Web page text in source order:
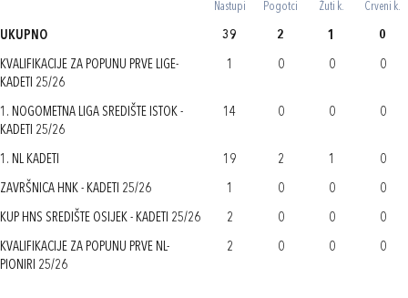
Nastupi Pogotci Žuti k. Crveni k.
UKUPNO 39 2 1 0
KVALIFIKACIJE ZA POPUNU PRVE LIGE-
KADETI 25/26
1 0 0 0
1. NOGOMETNA LIGA SREDIŠTE ISTOK -
KADETI 25/26
14 0 0 0
1. NL KADETI 19 2 1 0
ZAVRŠNICA HNK - KADETI 25/26 1 0 0 0
KUP HNS SREDIŠTE OSIJEK - KADETI 25/26 2 0 0 0
KVALIFIKACIJE ZA POPUNU PRVE NL-
PIONIRI 25/26
2 0 0 0